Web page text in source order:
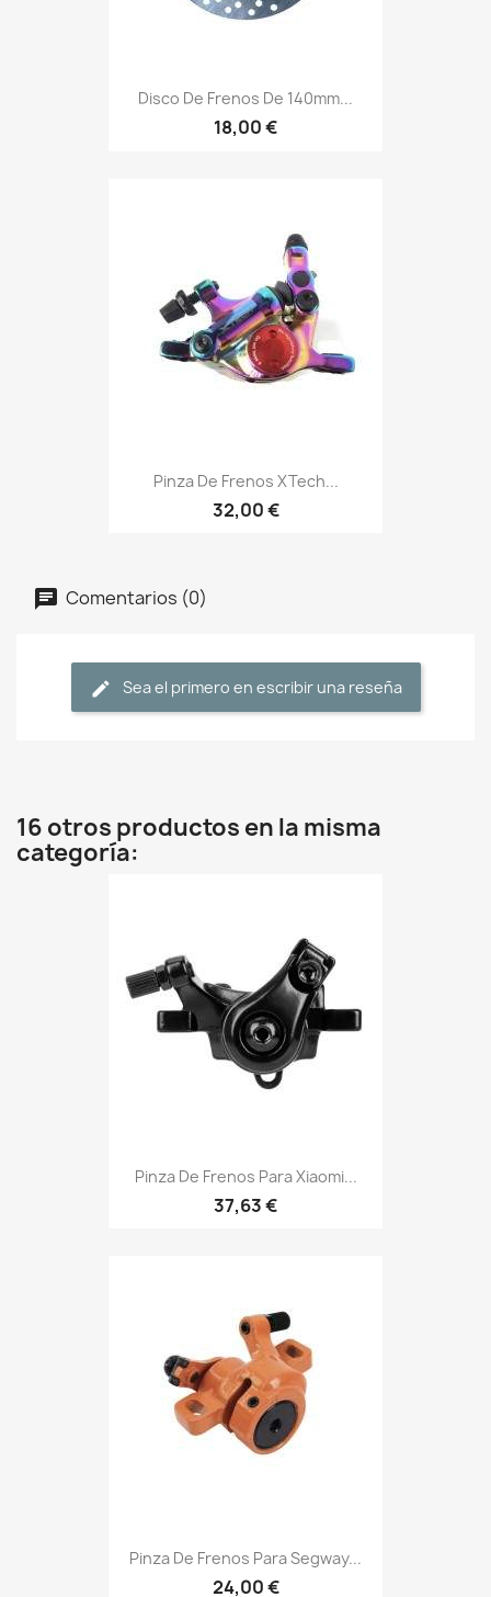
Disco De Frenos De 140mm...
18,00 €
Pinza De Frenos XTech...
32,00 €
Comentarios (0)
Sea el primero en escribir una reseña
16 otros productos en la misma
categoría:
Pinza De Frenos Para Xiaomi...
37,63 €
Pinza De Frenos Para Segway...
24,00 €